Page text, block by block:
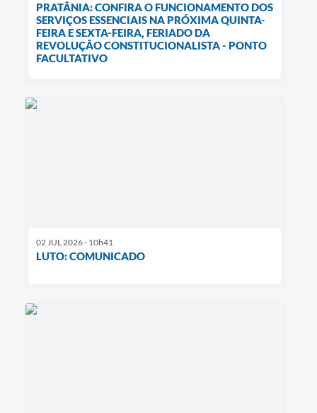
PRATÂNIA: CONFIRA O FUNCIONAMENTO DOS
SERVIÇOS ESSENCIAIS NA PRÓXIMA QUINTA-
FEIRA E SEXTA-FEIRA, FERIADO DA
REVOLUÇÃO CONSTITUCIONALISTA - PONTO
FACULTATIVO
02 JUL 2026 - 10h41
LUTO: COMUNICADO